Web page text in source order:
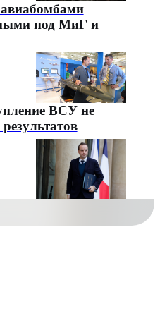
под МиГ и
ВСУ не